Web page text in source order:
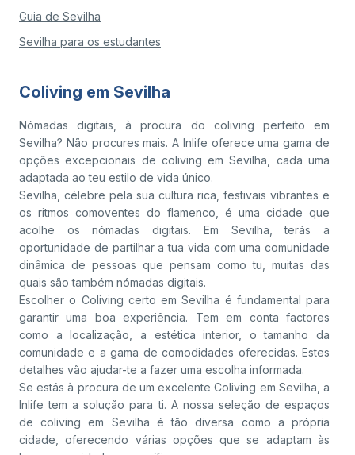
Guia de Sevilha
Sevilha para os estudantes
Coliving em Sevilha
Nómadas digitais, à procura do coliving perfeito em
Sevilha? Não procures mais. A Inlife oferece uma gama de
opções excepcionais de coliving em Sevilha, cada uma
adaptada ao teu estilo de vida único.
Sevilha, célebre pela sua cultura rica, festivais vibrantes e
os ritmos comoventes do flamenco, é uma cidade que
acolhe os nómadas digitais. Em Sevilha, terás a
oportunidade de partilhar a tua vida com uma comunidade
dinâmica de pessoas que pensam como tu, muitas das
quais são também nómadas digitais.
Escolher o Coliving certo em Sevilha é fundamental para
garantir uma boa experiência. Tem em conta factores
como a localização, a estética interior, o tamanho da
comunidade e a gama de comodidades oferecidas. Estes
detalhes vão ajudar-te a fazer uma escolha informada.
Se estás à procura de um excelente Coliving em Sevilha, a
Inlife tem a solução para ti. A nossa seleção de espaços
de coliving em Sevilha é tão diversa como a própria
cidade, oferecendo várias opções que se adaptam às